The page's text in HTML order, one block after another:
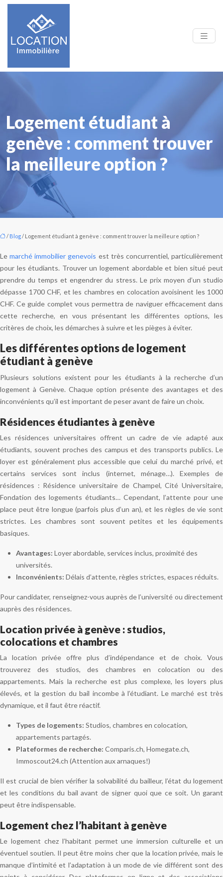
Logement étudiant à
genève : comment trouver
la meilleure option ?
/ Blog / Logement étudiant à genève : comment trouver la meilleure option ?
Lemarché immobilier genevois est très concurrentiel, particulièrement
pour les étudiants. Trouver un logement abordable et bien situé peut
prendre du temps et engendrer du stress. Le prix moyen d’un studio
dépasse 1700 CHF, et les chambres en colocation avoisinent les 1000
CHF. Ce guide complet vous permettra de naviguer efficacement dans
cette recherche, en vous présentant les différentes options, les
critères de choix, les démarches à suivre et les pièges à éviter.
Les différentes options de logement
étudiant à genève
Plusieurs solutions existent pour les étudiants à la recherche d’un
logement à Genève. Chaque option présente des avantages et des
inconvénients qu’il est important de peser avant de faire un choix.
Résidences étudiantes à genève
Les résidences universitaires offrent un cadre de vie adapté aux
étudiants, souvent proches des campus et des transports publics. Le
loyer est généralement plus accessible que celui du marché privé, et
certains services sont inclus (internet, ménage…). Exemples de
résidences : Résidence universitaire de Champel, Cité Universitaire,
Fondation des logements étudiants… Cependant, l’attente pour une
place peut être longue (parfois plus d’un an), et les règles de vie sont
strictes. Les chambres sont souvent petites et les équipements
basiques.
Avantages: Loyer abordable, services inclus, proximité des
universités.
Inconvénients: Délais d’attente, règles strictes, espaces réduits.
Pour candidater, renseignez-vous auprès de l’université ou directement
auprès des résidences.
Location privée à genève : studios,
colocations et chambres
La location privée offre plus d’indépendance et de choix. Vous
trouverez des studios, des chambres en colocation ou des
appartements. Mais la recherche est plus complexe, les loyers plus
élevés, et la gestion du bail incombe à l’étudiant. Le marché est très
dynamique, et il faut être réactif.
Types de logements: Studios, chambres en colocation,
appartements partagés.
Plateformes de recherche: Comparis.ch, Homegate.ch,
Immoscout24.ch (Attention aux arnaques!)
Il est crucial de bien vérifier la solvabilité du bailleur, l’état du logement
et les conditions du bail avant de signer quoi que ce soit. Un garant
peut être indispensable.
Logement chez l’habitant à genève
Le logement chez l’habitant permet une immersion culturelle et un
éventuel soutien. Il peut être moins cher que la location privée, mais le
manque d’intimité et l’adaptation à un mode de vie différent sont des